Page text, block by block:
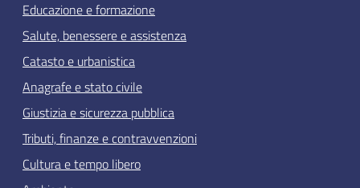
Educazione e formazione
Salute, benessere e assistenza
Catasto e urbanistica
Anagrafe e stato civile
Giustizia e sicurezza pubblica
Tributi, finanze e contravvenzioni
Cultura e tempo libero